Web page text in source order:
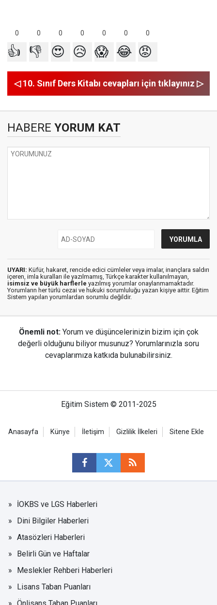
0 0 0 0 0 0 0
👍 👎 😍 😥 😱 😂 😡
◁ 10. Sınıf Ders Kitabı cevapları için tıklayınız ▷
HABERE YORUM KAT
UYARI: Küfür, hakaret, rencide edici cümleler veya imalar, inançlara saldırı
içeren, imla kuralları ile yazılmamış, Türkçe karakter kullanılmayan,
isimsiz ve büyük harflerle yazılmış yorumlar onaylanmamaktadır.
Yorumların her türlü cezai ve hukuki sorumluluğu yazan kişiye aittir. Eğitim
Sistem yapılan yorumlardan sorumlu değildir.
Önemli not: Yorum ve düşüncelerinizin bizim için çok
değerli olduğunu biliyor musunuz? Yorumlarınızla soru
cevaplarımıza katkıda bulunabilirsiniz.
Eğitim Sistem © 2011-2025
Anasayfa Künye İletişim Gizlilik İlkeleri Sitene Ekle
İOKBS ve LGS Haberleri
Dini Bilgiler Haberleri
Atasözleri Haberleri
Belirli Gün ve Haftalar
Meslekler Rehberi Haberleri
Lisans Taban Puanları